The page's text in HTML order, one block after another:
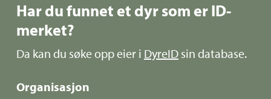
Har du funnet et dyr som er ID-
merket?
Da kan du søke opp eier i DyreID sin database.
Organisasjon